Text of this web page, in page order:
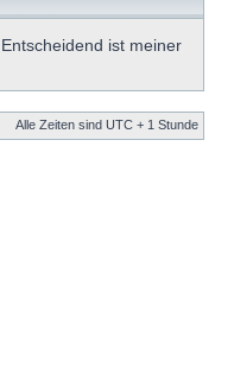
. Entscheidend ist meiner
Alle Zeiten sind UTC + 1 Stunde